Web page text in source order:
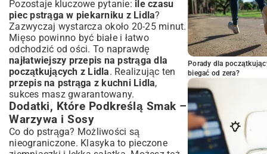
Pozostaje kluczowe pytanie: ile czasu
piec pstrąga w piekarniku z Lidla?
Zazwyczaj wystarcza około 20-25 minut.
Mięso powinno być białe i łatwo
odchodzić od ości. To naprawdę
najłatwiejszy przepis na pstrąga dla
początkujących z Lidla. Realizując ten
przepis na pstrąga z kuchni Lidla,
sukces masz gwarantowany.
Dodatki, Które Podkreślą Smak –
Warzywa i Sosy
Co do pstrąga? Możliwości są
nieograniczone. Klasyka to pieczone
Porady dla
biegać od zera?